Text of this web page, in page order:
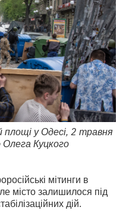
у Одесі, 2 травня
Куцкого
мітинги в
місто залишилося під
дій.